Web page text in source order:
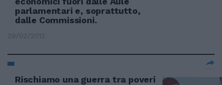
parlamentari e, soprattutto,
dalle Commissioni.
29/02/2012
Rischiamo una guerra tra poveri